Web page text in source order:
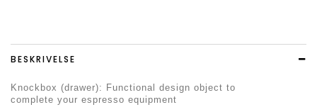
BESKRIVELSE
Knockbox (drawer): Functional design object to
complete your espresso equipment